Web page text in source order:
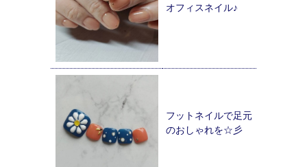
オフィスネイル♪
フットネイルで足元
のおしゃれを☆彡